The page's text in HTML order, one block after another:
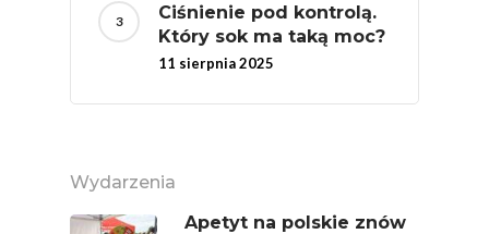
Ciśnienie pod kontrolą.
Który sok ma taką moc?
11 sierpnia 2025
Wydarzenia
Apetyt na polskie znów
Warzywa I Owoce
Good Move
Branża